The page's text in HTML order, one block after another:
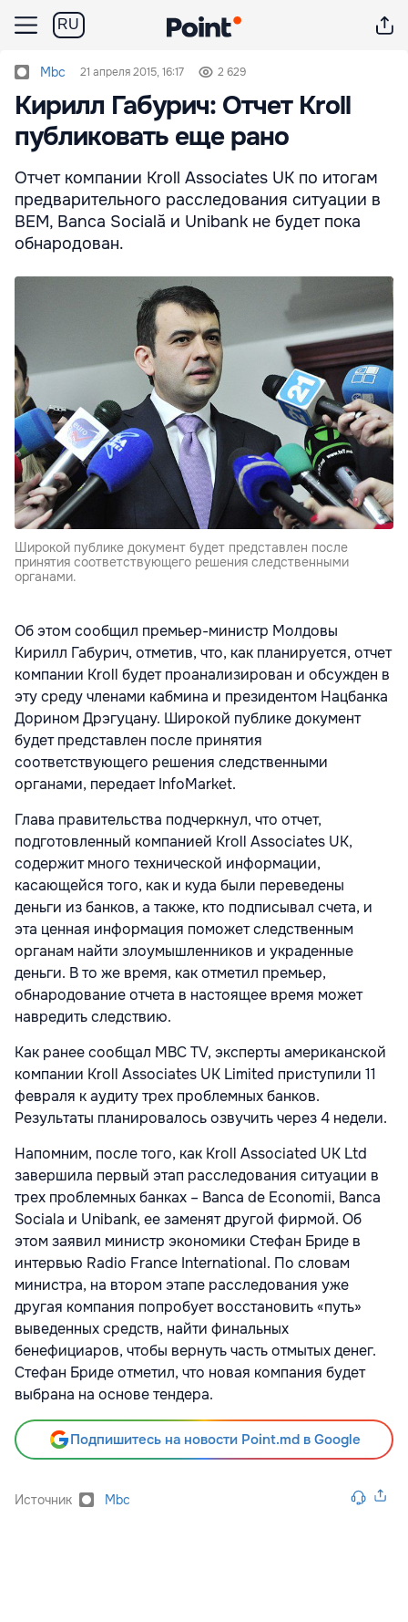
RU
Mbc 21 апреля 2015, 16:17 2 629
Кирилл Габурич: Отчет Kroll
публиковать еще рано
Отчет компании Kroll Associates UK по итогам
предварительного расследования ситуации в
BЕМ, Banca Socială и Unibank не будет пока
обнародован.
Широкой публике документ будет представлен после
принятия соответствующего решения следственными
органами.
Об этом сообщил премьер-министр Молдовы
Кирилл Габурич, отметив, что, как планируется, отчет
компании Kroll будет проанализирован и обсужден в
эту среду членами кабмина и президентом Нацбанка
Дорином Дрэгуцану. Широкой публике документ
будет представлен после принятия
соответствующего решения следственными
органами, передает InfoMarket.
Глава правительства подчеркнул, что отчет,
подготовленный компанией Kroll Associates UK,
содержит много технической информации,
касающейся того, как и куда были переведены
деньги из банков, а также, кто подписывал счета, и
эта ценная информация поможет следственным
органам найти злоумышленников и украденные
деньги. В то же время, как отметил премьер,
обнародование отчета в настоящее время может
навредить следствию.
Как ранее сообщал MBC TV, эксперты американской
компании Kroll Associates UK Limited приступили 11
февраля к аудиту трех проблемных банков.
Результаты планировалось озвучить через 4 недели.
Напомним, после того, как Kroll Associated UK Ltd
завершила первый этап расследования ситуации в
трех проблемных банках – Banca de Economii, Banca
Sociala и Unibank, ее заменят другой фирмой. Об
этом заявил министр экономики Стефан Бриде в
интервью Radio France International. По словам
министра, на втором этапе расследования уже
другая компания попробует восстановить «путь»
выведенных средств, найти финальных
бенефициаров, чтобы вернуть часть отмытых денег.
Стефан Бриде отметил, что новая компания будет
выбрана на основе тендера.
Подпишитесь на новости Point.md в Google
Источник Mbc